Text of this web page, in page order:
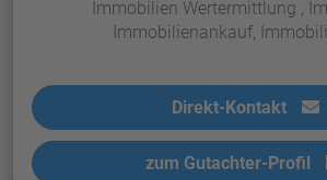
Immobilien Wertermittlung ,
Immobilienankauf,
Direkt-Kontakt
zum Gutachter-Profil